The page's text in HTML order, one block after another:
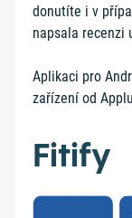
donutíte i v
napsala recenzi
Aplikaci pro
zařízení od
Fitify